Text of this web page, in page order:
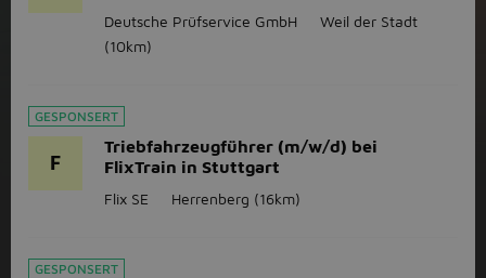
Deutsche Prüfservice GmbH
Weil der Stadt
(10km)
GESPONSERT
F
Triebfahrzeugführer (m/w/d) bei
FlixTrain in Stuttgart
Flix SE Herrenberg (16km)
GESPONSERT